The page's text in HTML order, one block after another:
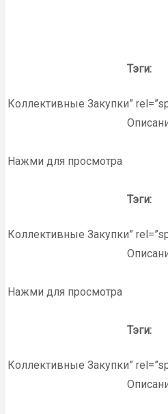
Тэги:
Коллективные Закупки”
Нажми для просмотра
Тэги:
Коллективные Закупки”
Нажми для просмотра
Тэги:
Коллективные Закупки”